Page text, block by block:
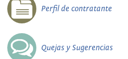
Perfil de contratante
Quejas y Sugerencias